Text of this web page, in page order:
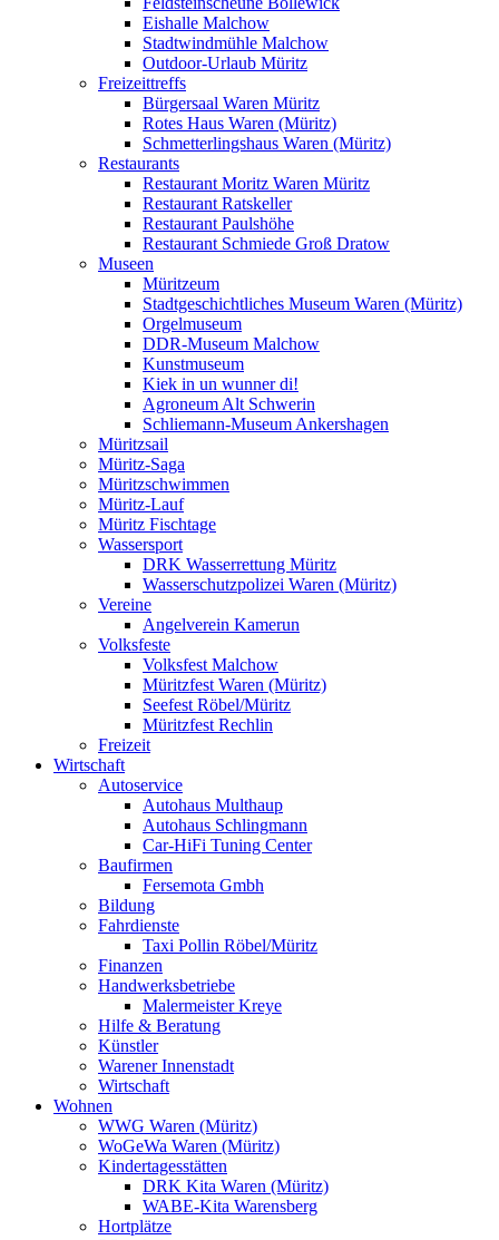
Eishalle Malchow
Stadtwindmühle Malchow
Outdoor-Urlaub Müritz
Freizeittreffs
Bürgersaal Waren Müritz
Rotes Haus Waren (Müritz)
Schmetterlingshaus Waren (Müritz)
Restaurants
Restaurant Moritz Waren Müritz
Restaurant Ratskeller
Restaurant Paulshöhe
Restaurant Schmiede Groß Dratow
Museen
Müritzeum
Stadtgeschichtliches Museum Waren (Müritz)
Orgelmuseum
DDR-Museum Malchow
Kunstmuseum
Kiek in un wunner di!
Agroneum Alt Schwerin
Schliemann-Museum Ankershagen
Müritzsail
Müritz-Saga
Müritzschwimmen
Müritz-Lauf
Müritz Fischtage
Wassersport
DRK Wasserrettung Müritz
Wasserschutzpolizei Waren (Müritz)
Vereine
Angelverein Kamerun
Volksfeste
Volksfest Malchow
Müritzfest Waren (Müritz)
Seefest Röbel/Müritz
Müritzfest Rechlin
Freizeit
Wirtschaft
Autoservice
Autohaus Multhaup
Autohaus Schlingmann
Car-HiFi Tuning Center
Baufirmen
Fersemota Gmbh
Bildung
Fahrdienste
Taxi Pollin Röbel/Müritz
Finanzen
Handwerksbetriebe
Malermeister Kreye
Hilfe & Beratung
Künstler
Warener Innenstadt
Wirtschaft
Wohnen
WWG Waren (Müritz)
WoGeWa Waren (Müritz)
Kindertagesstätten
DRK Kita Waren (Müritz)
WABE-Kita Warensberg
Hortplätze